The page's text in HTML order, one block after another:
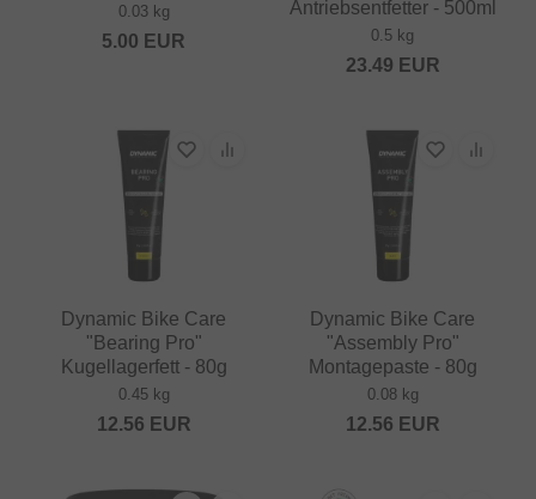
0.03 kg
5.00 EUR
Antriebsentfetter - 500ml
0.5 kg
23.49 EUR
Dynamic Bike Care
"Bearing Pro"
Kugellagerfett - 80g
0.45 kg
12.56 EUR
Dynamic Bike Care
"Assembly Pro"
Montagepaste - 80g
0.08 kg
12.56 EUR